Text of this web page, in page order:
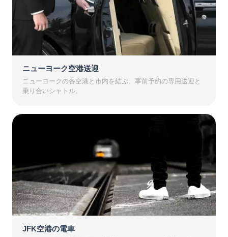
ニューヨーク空港送迎
ニューヨークの各空港と市内を結ぶ、事前予約の専用送迎と
乗り合いシャトル。
JFK空港の電車